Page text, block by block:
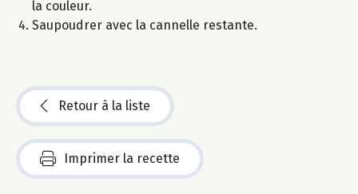
la couleur.
Saupoudrer avec la cannelle restante.
Retour à la liste
Imprimer la recette